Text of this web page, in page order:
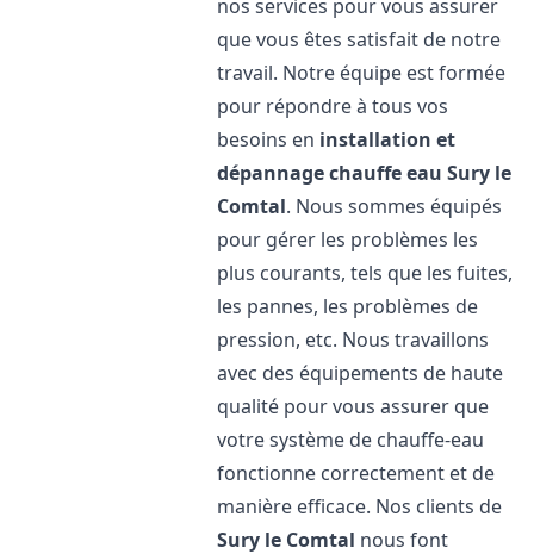
nos services pour vous assurer
que vous êtes satisfait de notre
travail. Notre équipe est formée
pour répondre à tous vos
besoins en installation et
dépannage chauffe eau Sury le
Comtal. Nous sommes équipés
pour gérer les problèmes les
plus courants, tels que les fuites,
les pannes, les problèmes de
pression, etc. Nous travaillons
avec des équipements de haute
qualité pour vous assurer que
votre système de chauffe-eau
fonctionne correctement et de
manière efficace. Nos clients de
Sury le Comtal nous font